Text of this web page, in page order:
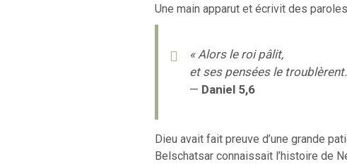
Une main apparut et écrivit des
« Alors le roi pâlit,
et ses pensées le
— Daniel 5,6
Dieu avait fait preuve d’une grande
Belschatsar connaissait l’histoire de